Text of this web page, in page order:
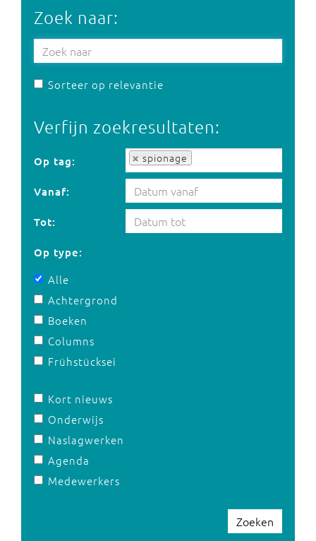
Zoek naar:
Sorteer op relevantie
Verfijn zoekresultaten:
Op tag: spionage
Op tag:
Vanaf:
Tot:
Op type:
Alle
Achtergrond
Boeken
Columns
Frühstücksei
Kort nieuws
Onderwijs
Naslagwerken
Agenda
Medewerkers
Zoeken